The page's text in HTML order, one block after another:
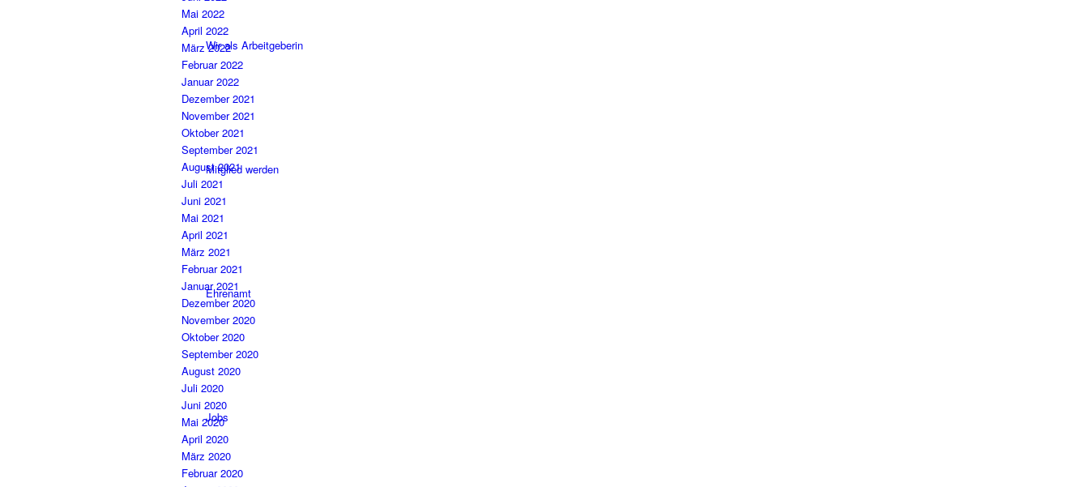
Wir als Arbeitgeberin
Mitglied werden
Ehrenamt
Jobs
Mai 2022
April 2022
März 2022
Februar 2022
Januar 2022
Dezember 2021
November 2021
Oktober 2021
September 2021
August 2021
Juli 2021
Juni 2021
Mai 2021
April 2021
März 2021
Februar 2021
Januar 2021
Dezember 2020
November 2020
Oktober 2020
September 2020
August 2020
Juli 2020
Juni 2020
Mai 2020
April 2020
März 2020
Februar 2020